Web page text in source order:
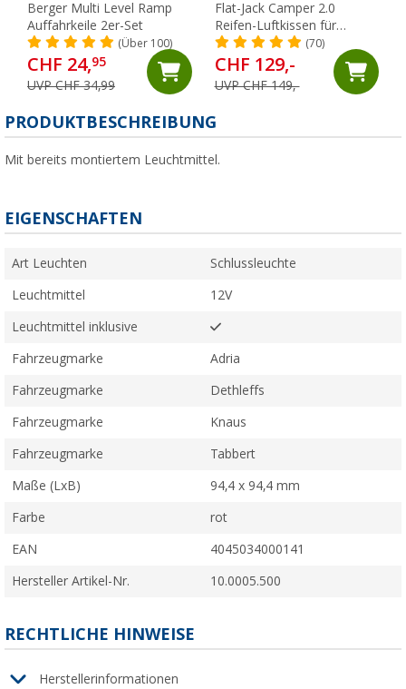
Berger Multi Level Ramp
Auffahrkeile 2er-Set
(Über 100)
CHF 24,95
UVP CHF 34,99
Flat-Jack Camper 2.0
Reifen-Luftkissen für
Fahrzeuge bis 6 Tonnen &
bis 305 mm Reifenbreite
(70)
CHF 129,-
UVP CHF 149,-
PRODUKTBESCHREIBUNG
Mit bereits montiertem Leuchtmittel.
EIGENSCHAFTEN
Art Leuchten Schlussleuchte
Leuchtmittel 12V
Leuchtmittel inklusive
Fahrzeugmarke Adria
Fahrzeugmarke Dethleffs
Fahrzeugmarke Knaus
Fahrzeugmarke Tabbert
Maße (LxB) 94,4 x 94,4 mm
Farbe rot
EAN 4045034000141
Hersteller Artikel-Nr. 10.0005.500
RECHTLICHE HINWEISE
Herstellerinformationen